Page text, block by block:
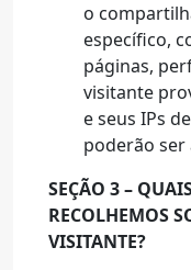
o
específico,
páginas,
visitante
e seus IPs
poderão ser
SEÇÃO 3 –
RECOLHEMOS
VISITANTE?